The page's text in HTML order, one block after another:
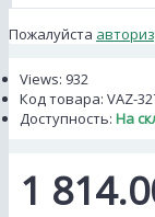
Пожалуйста
Views: 932
Код товара: VAZ-
Доступность: На
1